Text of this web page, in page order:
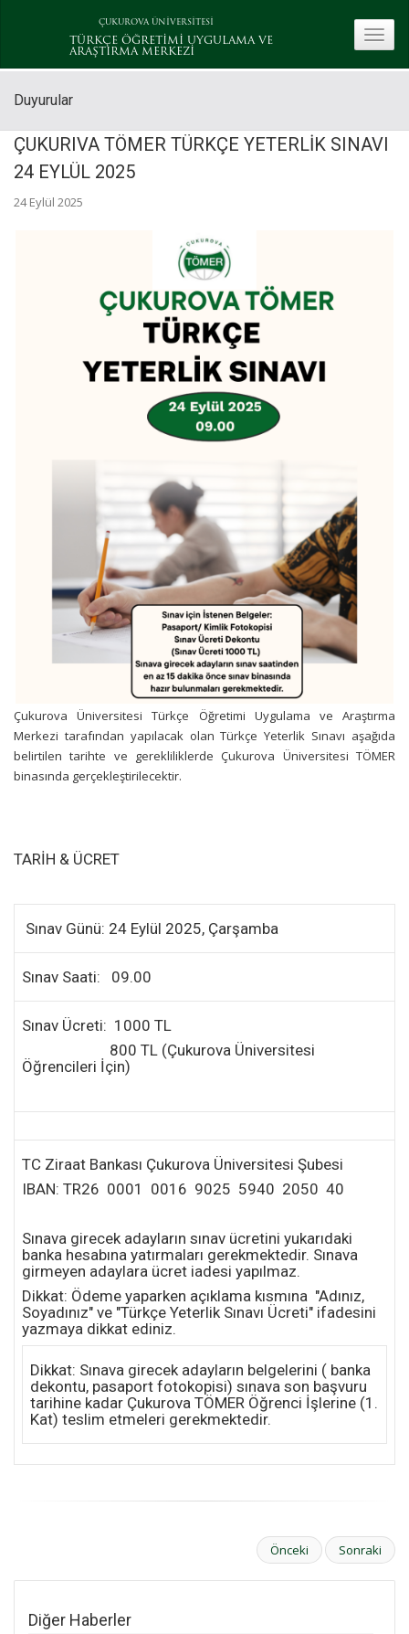
ÇUKUROVA ÜNİVERSİTESİ
TÜRKÇE ÖĞRETİMİ UYGULAMA VE
ARAŞTIRMA MERKEZİ
Duyurular
ÇUKURIVA TÖMER TÜRKÇE YETERLİK SINAVI
24 EYLÜL 2025
24 Eylül 2025
Çukurova Üniversitesi Türkçe Öğretimi Uygulama ve Araştırma
Merkezi tarafından yapılacak olan Türkçe Yeterlik Sınavı aşağıda
belirtilen tarihte ve gerekliliklerde Çukurova Üniversitesi TÖMER
binasında gerçekleştirilecektir.
TARİH & ÜCRET
Sınav Günü: 24 Eylül 2025, Çarşamba
Sınav Saati: 09.00
Sınav Ücreti: 1000 TL
800 TL (Çukurova Üniversitesi
Öğrencileri İçin)
TC Ziraat Bankası Çukurova Üniversitesi Şubesi
IBAN: TR26 0001 0016 9025 5940 2050 40
Sınava girecek adayların sınav ücretini yukarıdaki
banka hesabına yatırmaları gerekmektedir. Sınava
girmeyen adaylara ücret iadesi yapılmaz.
Dikkat: Ödeme yaparken açıklama kısmına "Adınız,
Soyadınız" ve "Türkçe Yeterlik Sınavı Ücreti" ifadesini
yazmaya dikkat ediniz.
Dikkat: Sınava girecek adayların belgelerini ( banka
dekontu, pasaport fotokopisi) sınava son başvuru
tarihine kadar Çukurova TÖMER Öğrenci İşlerine (1.
Kat) teslim etmeleri gerekmektedir.
Önceki Sonraki
Diğer Haberler